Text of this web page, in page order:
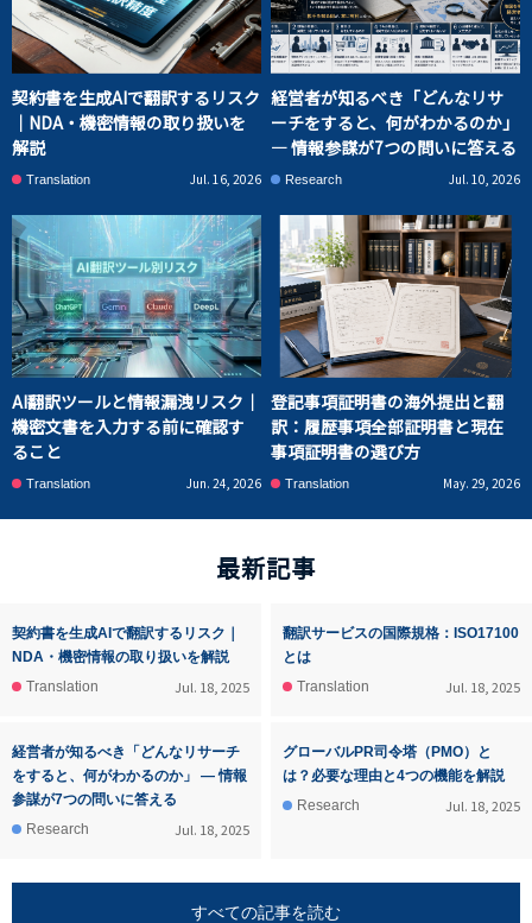
契約書を生成AIで翻訳するリスク
｜NDA・機密情報の取り扱いを
解説
Translation Jul. 16, 2026
経営者が知るべき「どんなリサ
ーチをすると、何がわかるのか」
― 情報参謀が7つの問いに答える
Research Jul. 10, 2026
AI翻訳ツールと情報漏洩リスク｜
機密文書を入力する前に確認す
ること
Translation Jun. 24, 2026
登記事項証明書の海外提出と翻
訳：履歴事項全部証明書と現在
事項証明書の選び方
Translation May. 29, 2026
最新記事
契約書を生成AIで翻訳するリスク｜
NDA・機密情報の取り扱いを解説
Translation
Jul. 18, 2025
翻訳サービスの国際規格：ISO17100
とは
Translation
Jul. 18, 2025
経営者が知るべき「どんなリサーチ
をすると、何がわかるのか」 ― 情報
参謀が7つの問いに答える
Research
Jul. 18, 2025
グローバルPR司令塔（PMO）と
は？必要な理由と4つの機能を解説
Research
Jul. 18, 2025
すべての記事を読む